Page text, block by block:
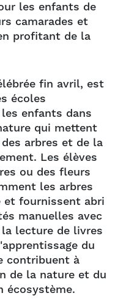
les enfants de
camarades et
profitant de la
fin avril, est
écoles
enfants dans
qui mettent
arbres et de la
Les élèves
ou des fleurs
les arbres
fournissent abri
manuelles avec
lecture de livres
du
contribuent à
de la nature et du
écosystème.